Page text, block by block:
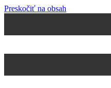
Preskočiť na obsah